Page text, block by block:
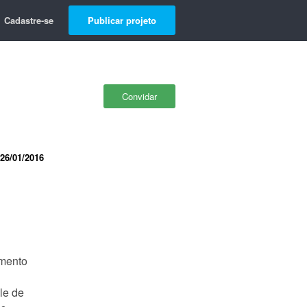
Cadastre-se Publicar projeto
Convidar
26/01/2016
de